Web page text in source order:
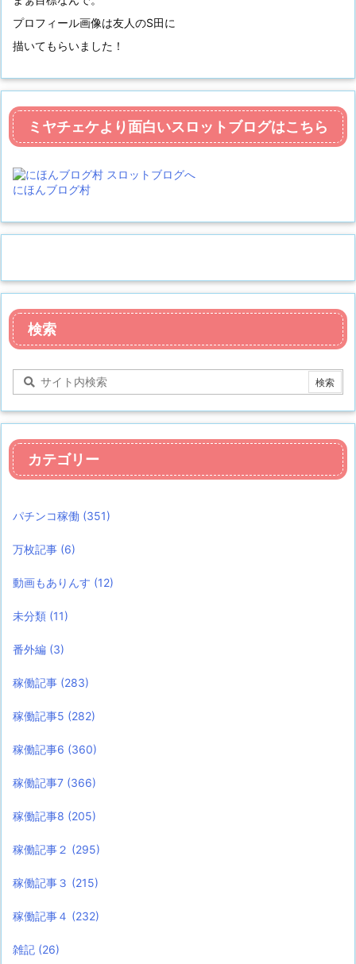
プロフィール画像は友人のS田に
描いてもらいました！
ミヤチェケより面白いスロットブログはこちら
にほんブログ村
検索
カテゴリー
パチンコ稼働 (351)
万枚記事 (6)
動画もありんす (12)
未分類 (11)
番外編 (3)
稼働記事 (283)
稼働記事5 (282)
稼働記事6 (360)
稼働記事7 (366)
稼働記事8 (205)
稼働記事２ (295)
稼働記事３ (215)
稼働記事４ (232)
雑記 (26)